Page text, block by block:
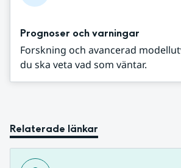
Prognoser och varningar
Forskning och avancerad
du ska veta vad som väntar.
Relaterade länkar